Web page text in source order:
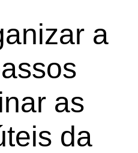
a
as
da